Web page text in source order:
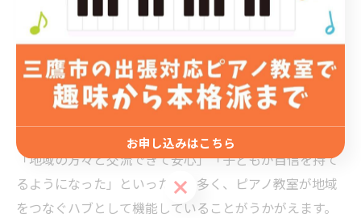
でなく、地域の方々も音楽を身近に感じる機会が増えま
す。参加者同士のつながりが深まり、地域コミュニティ
の活性化につながるのが大きなメリットです。
演奏会は単なる成果発表の場ではなく、地域住民との協
力やボランティア参加を通じて、安心して子どもを送り
出せる環境づくりにも役立っています。保護者からは
「地域の方々と交流できて安心」「子どもが自信を持て
るようになった」といった声も多く、ピアノ教室が地域
をつなぐハブとして機能していることがうかがえます。
お申し込みはこちら
お申し込みはこちら